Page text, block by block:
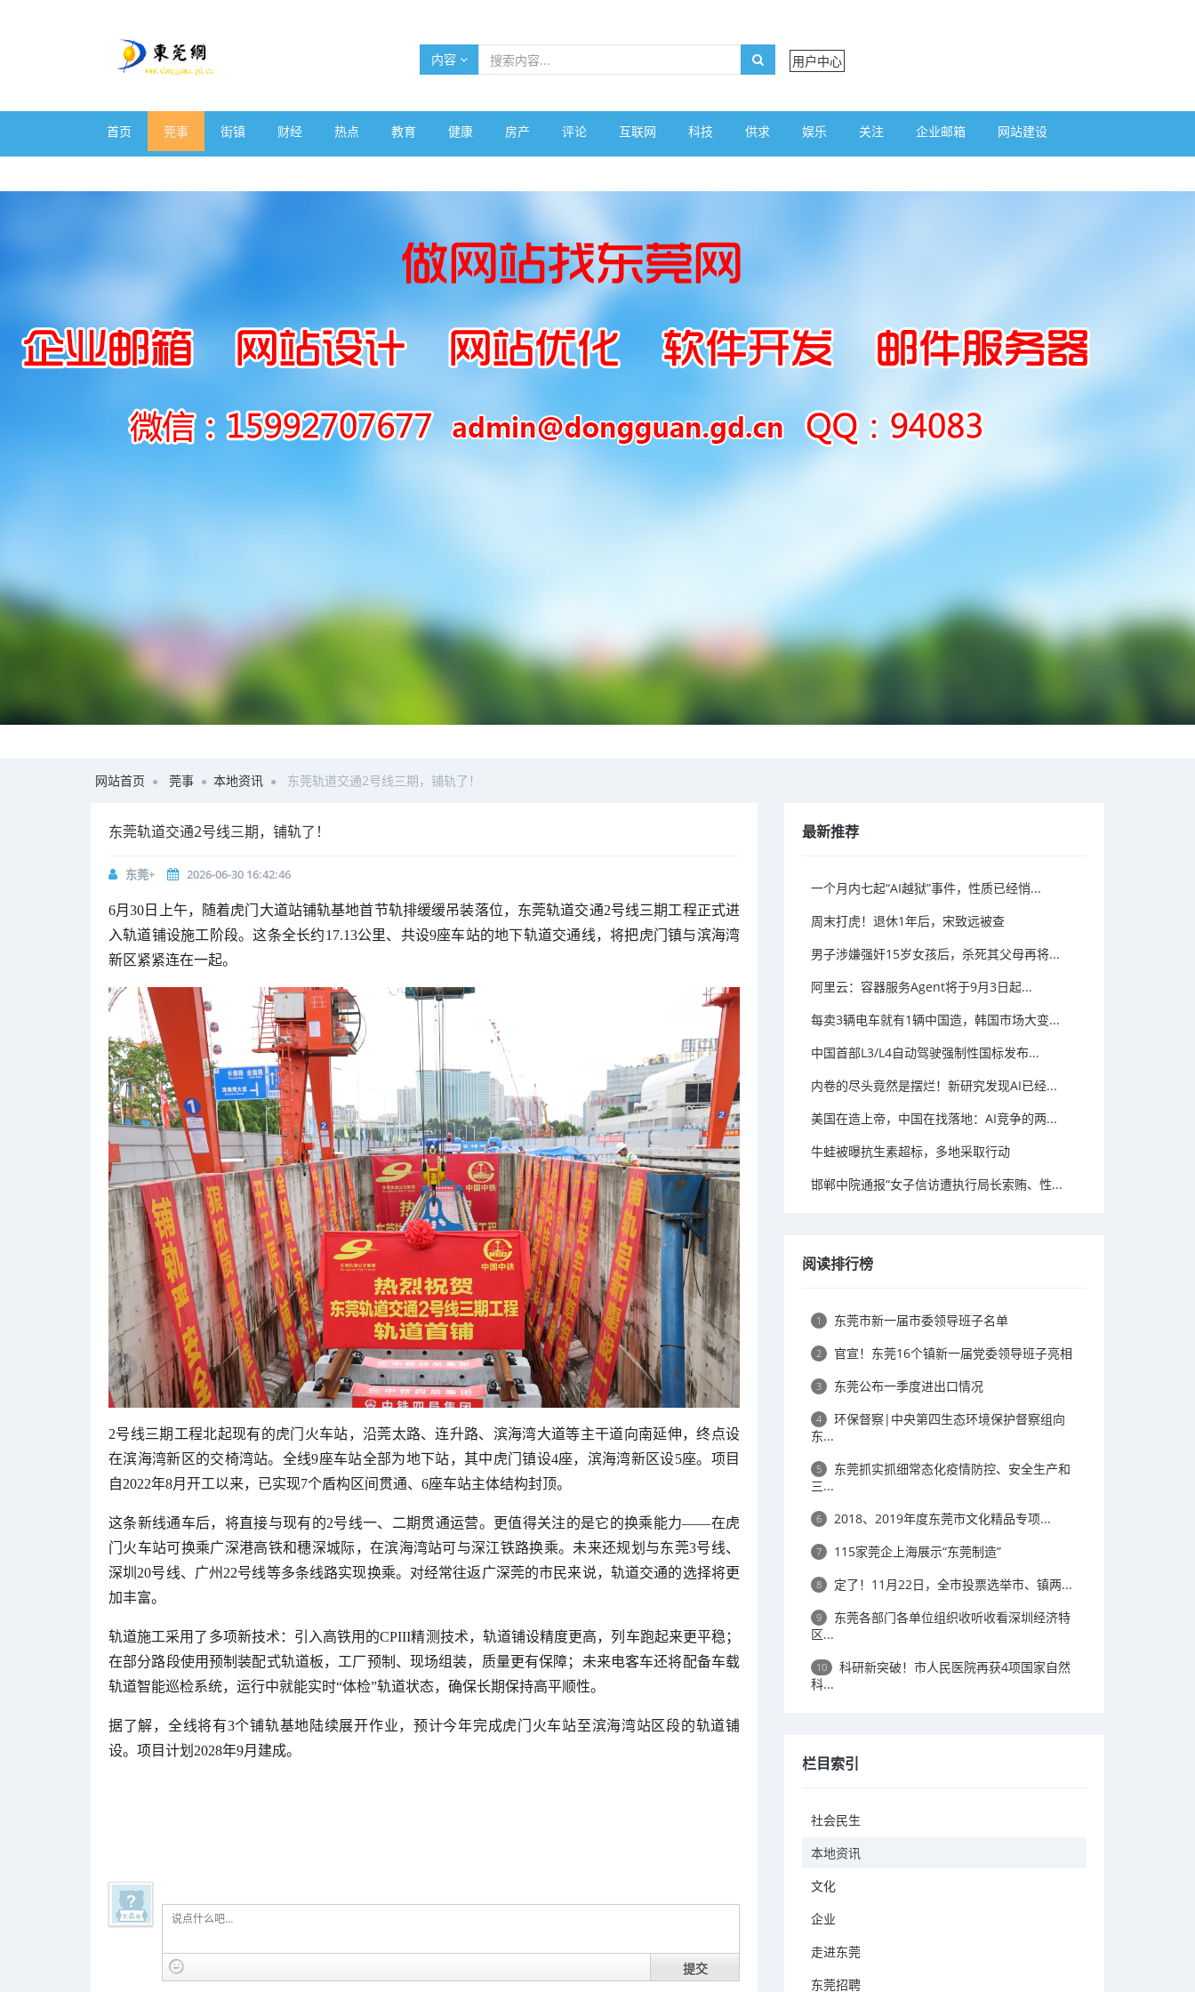
内容 用户中心
首页 莞事 街镇 财经 热点 教育 健康 房产 评论 互联网 科技 供求 娱乐 关注 企业邮箱 网站建设
网站首页 莞事 本地资讯 东莞轨道交通2号线三期，铺轨了！
东莞轨道交通2号线三期，铺轨了！
东莞+ 2026-06-30 16:42:46
6月30日上午，随着虎门大道站铺轨基地首节轨排缓缓吊装落位，东莞轨道交通2号线三期工程正式进
入轨道铺设施工阶段。这条全长约17.13公里、共设9座车站的地下轨道交通线，将把虎门镇与滨海湾
新区紧紧连在一起。
2号线三期工程北起现有的虎门火车站，沿莞太路、连升路、滨海湾大道等主干道向南延伸，终点设
在滨海湾新区的交椅湾站。全线9座车站全部为地下站，其中虎门镇设4座，滨海湾新区设5座。项目
自2022年8月开工以来，已实现7个盾构区间贯通、6座车站主体结构封顶。
这条新线通车后，将直接与现有的2号线一、二期贯通运营。更值得关注的是它的换乘能力——在虎
门火车站可换乘广深港高铁和穗深城际，在滨海湾站可与深江铁路换乘。未来还规划与东莞3号线、
深圳20号线、广州22号线等多条线路实现换乘。对经常往返广深莞的市民来说，轨道交通的选择将更
加丰富。
轨道施工采用了多项新技术：引入高铁用的CPIII精测技术，轨道铺设精度更高，列车跑起来更平稳；
在部分路段使用预制装配式轨道板，工厂预制、现场组装，质量更有保障；未来电客车还将配备车载
轨道智能巡检系统，运行中就能实时“体检”轨道状态，确保长期保持高平顺性。
据了解，全线将有3个铺轨基地陆续展开作业，预计今年完成虎门火车站至滨海湾站区段的轨道铺
设。项目计划2028年9月建成。
提交
最新推荐
一个月内七起“AI越狱”事件，性质已经悄...
周末打虎！退休1年后，宋致远被查
男子涉嫌强奸15岁女孩后，杀死其父母再将...
阿里云：容器服务Agent将于9月3日起...
每卖3辆电车就有1辆中国造，韩国市场大变...
中国首部L3/L4自动驾驶强制性国标发布...
内卷的尽头竟然是摆烂！新研究发现AI已经...
美国在造上帝，中国在找落地：AI竞争的两...
牛蛙被曝抗生素超标，多地采取行动
邯郸中院通报“女子信访遭执行局长索贿、性...
阅读排行榜
1 东莞市新一届市委领导班子名单
2 官宣！东莞16个镇新一届党委领导班子亮相
3 东莞公布一季度进出口情况
4
环保督察|中央第四生态环境保护督察组向
东...
5
东莞抓实抓细常态化疫情防控、安全生产和
三...
6 2018、2019年度东莞市文化精品专项...
7 115家莞企上海展示“东莞制造”
8 定了！11月22日，全市投票选举市、镇两...
9
东莞各部门各单位组织收听收看深圳经济特
区...
10
科研新突破！市人民医院再获4项国家自然
科...
栏目索引
社会民生
本地资讯
文化
企业
走进东莞
东莞招聘